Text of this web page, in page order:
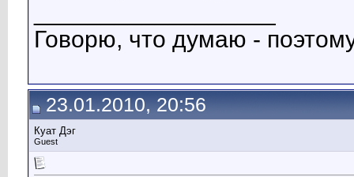
Говорю, что думаю -
23.01.2010, 20:56
Куат Дэг
Guest